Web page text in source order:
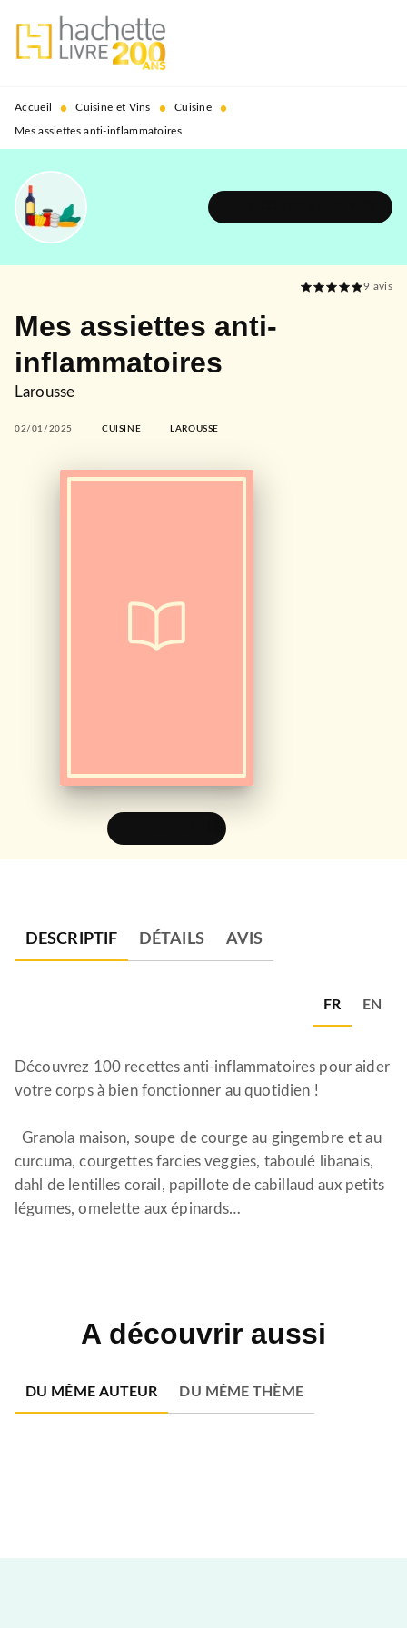
MENU RECHERCHE
PIED DE PAGE
Accueil • Cuisine et Vins • Cuisine •
Mes assiettes anti-inflammatoires
9 avis
Mes assiettes anti-
inflammatoires
Larousse
02/01/2025 CUISINE LAROUSSE
DESCRIPTIF DÉTAILS AVIS
FR EN
Découvrez 100 recettes anti-inflammatoires pour aider
votre corps à bien fonctionner au quotidien !
Granola maison, soupe de courge au gingembre et au
curcuma, courgettes farcies veggies, taboulé libanais,
dahl de lentilles corail, papillote de cabillaud aux petits
légumes, omelette aux épinards…
A découvrir aussi
DU MÊME AUTEUR DU MÊME THÈME